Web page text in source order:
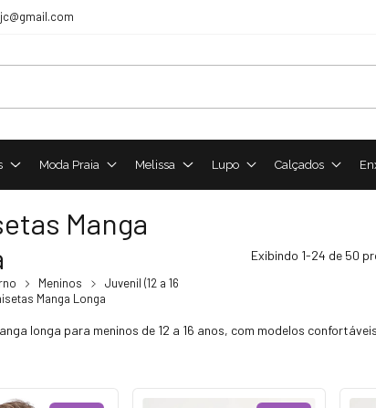
Moda Praia Melissa Lupo Calçados
Manga
Meninos
Juvenil (12 a 16
Manga Longa
Exibindo 1-24 de 50
longa para meninos de 12 a 16 anos, com modelos